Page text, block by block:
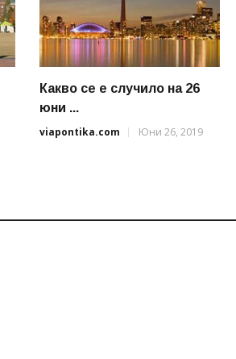
Какво се е случило на 26
юни ...
viapontika.com
Юни 26, 2019